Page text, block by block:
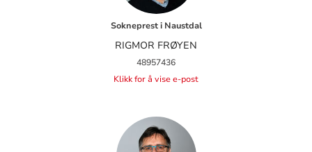
Sokneprest i Naustdal
RIGMOR FRØYEN
48957436
Klikk for å vise e-post